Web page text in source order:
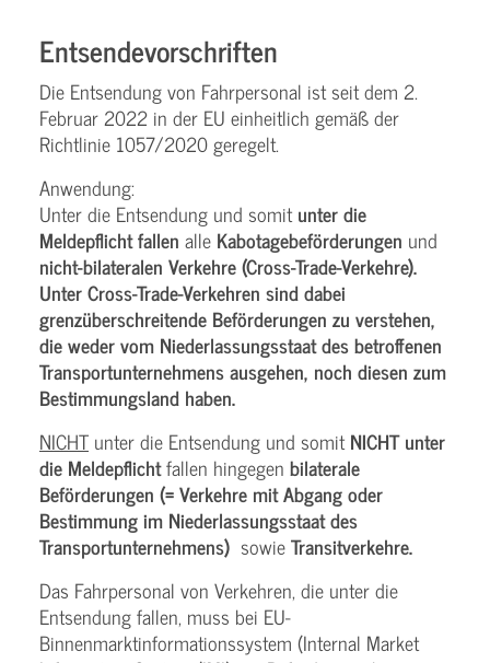
Entsendevorschriften
Die Entsendung von Fahrpersonal ist seit dem 2.
Februar 2022 in der EU einheitlich gemäß der
Richtlinie 1057/2020 geregelt.
Anwendung:
Unter die Entsendung und somitunter die
Meldepflicht fallen alle Kabotagebeförderungen und
nicht-bilateralen Verkehre (Cross-Trade-Verkehre).
Unter Cross-Trade-Verkehren sind dabei
grenzüberschreitende Beförderungen zu verstehen,
die weder vom Niederlassungsstaat des betroffenen
Transportunternehmens ausgehen, noch diesen zum
Bestimmungsland haben.
NICHT unter die Entsendung und somitNICHT unter
die Meldepflichtfallen hingegen bilaterale
Beförderungen (= Verkehre mit Abgang oder
Bestimmung im Niederlassungsstaat des
Transportunternehmens) sowieTransitverkehre.
Das Fahrpersonal von Verkehren, die unter die
Entsendung fallen, muss bei EU-
Binnenmarktinformationssystem (Internal Market